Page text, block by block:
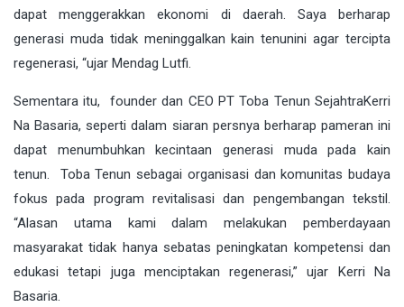
dapat menggerakkan ekonomi di daerah. Saya berharap
generasi muda tidak meninggalkan kain tenunini agar tercipta
regenerasi, “ujar Mendag Lutfi.
Sementara itu, founder dan CEO PT Toba Tenun SejahtraKerri
Na Basaria, seperti dalam siaran persnya berharap pameran ini
dapat menumbuhkan kecintaan generasi muda pada kain
tenun. Toba Tenun sebagai organisasi dan komunitas budaya
fokus pada program revitalisasi dan pengembangan tekstil.
“Alasan utama kami dalam melakukan pemberdayaan
masyarakat tidak hanya sebatas peningkatan kompetensi dan
edukasi tetapi juga menciptakan regenerasi,” ujar Kerri Na
Basaria.